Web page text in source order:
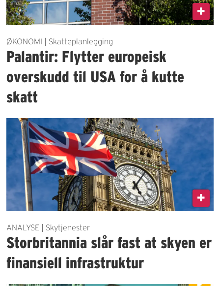
ØKONOMI | Skatteplanlegging
Palantir: Flytter europeisk
overskudd til USA for å kutte
skatt
ANALYSE | Skytjenester
Storbritannia slår fast at skyen er
finansiell infrastruktur